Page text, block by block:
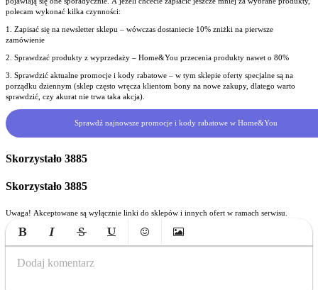
polecam wykonać kilka czynności:
1. Zapisać się na newsletter sklepu – wówczas dostaniecie 10% zniżki na pierwsze
zamówienie
2. Sprawdzać produkty z wyprzedaży – Home&You przecenia produkty nawet o 80%
3. Sprawdzić aktualne promocje i kody rabatowe – w tym sklepie oferty specjalne są na
porządku dziennym (sklep często wręcza klientom bony na nowe zakupy, dlatego warto
sprawdzić, czy akurat nie trwa taka akcja).
Sprawdź najnowsze promocje i kody rabatowe w Home&You
Skorzystało 3885
Skorzystało 3885
Uwaga! Akceptowane są wyłącznie linki do sklepów i innych ofert w ramach serwisu.
Bold Italic Strikethrough
UnderlineEmoticonsInsert Image
Dodaj komentarz